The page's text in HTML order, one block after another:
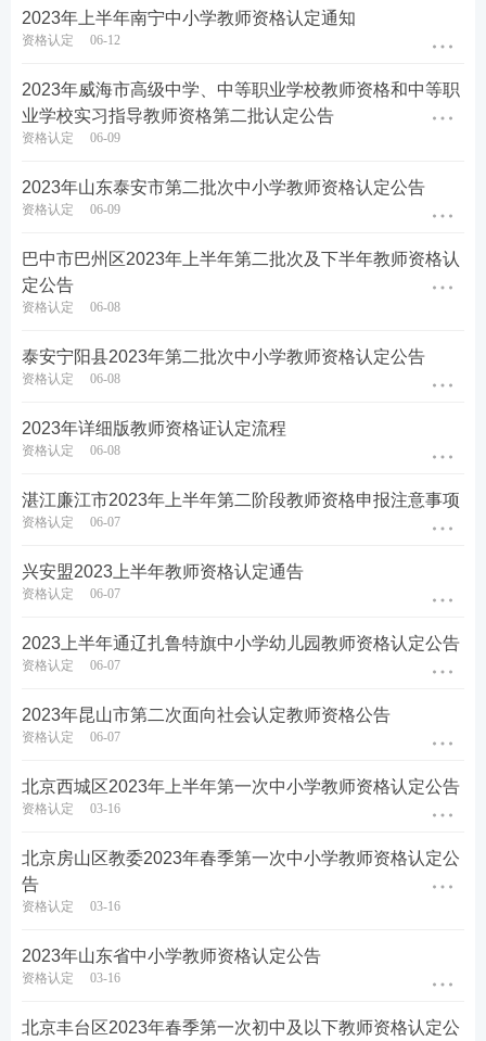
(六)任教学科、任教学段
1.持《中小学教师资格考试合格证明》或《师范生教
师职业能力证书》的申请认定的，任教学科、任教学
教师职业能力证书》一致。
范专业毕业生(首次申请认定中小学教师资格的)、内
蒙古自治区全日制高等院校2021-2023届师范专业毕
合《内蒙古自治区关于贯彻教育部〈教师资格条例〉
要求。
(一)时间安排
2023年上半年中小学教师资格统一认定时间为2023年
6月2日至7月14日，其中网上报名时间为2023年6月2
日9:00至6月16日17:00。现场认定时间为2023年6月1
2日8:00至6月16日17:00。代收职业高中和普通高中材
料时间为2023年6月12日8:30至6月16日17:00。
符合条件的申请人可在网上报名期限内登陆“中国教师
资格网”(https://link.233.com/25742)报名。申请人在
网站首页点击“网上办事”-“教师资格认定”-“在线办
理”进行账号注册、完善个人信息、网上报名。
申请人账号注册及申报信息填报，请参考“教师资格认
单“咨询服务”—“操作手册”栏目查询相关信息)。
2023年上半年南宁中小学教师资格认定通知
资格认定 06-12
2023年威海市高级中学、中等职业学校教师资格和中等职
业学校实习指导教师资格第二批认定公告
资格认定 06-09
2023年山东泰安市第二批次中小学教师资格认定公告
资格认定 06-09
巴中市巴州区2023年上半年第二批次及下半年教师资格认
定公告
资格认定 06-08
泰安宁阳县2023年第二批次中小学教师资格认定公告
资格认定 06-08
2023年详细版教师资格证认定流程
资格认定 06-08
湛江廉江市2023年上半年第二阶段教师资格申报注意事项
资格认定 06-07
兴安盟2023上半年教师资格认定通告
资格认定 06-07
2023上半年通辽扎鲁特旗中小学幼儿园教师资格认定公告
资格认定 06-07
2023年昆山市第二次面向社会认定教师资格公告
资格认定 06-07
北京西城区2023年上半年第一次中小学教师资格认定公告
资格认定 03-16
北京房山区教委2023年春季第一次中小学教师资格认定公
告
资格认定 03-16
2023年山东省中小学教师资格认定公告
资格认定 03-16
北京丰台区2023年春季第一次初中及以下教师资格认定公